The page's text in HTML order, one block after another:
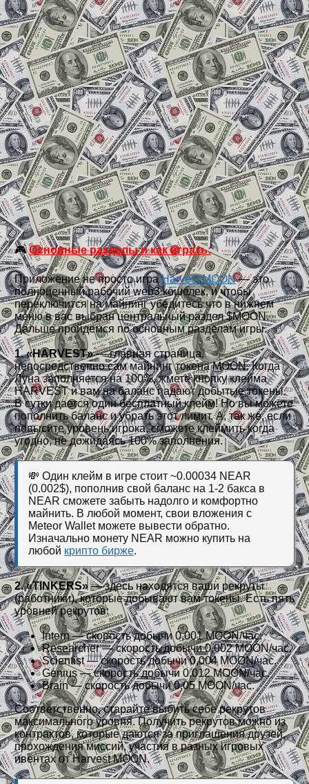
🎮Основные разделы и как играть:
Приложение не просто играHarvest MOON— это
полноценный рабочий web3 кошелек, и чтобы
переключится на майнинг убедитесь что в нижнем
меню в вас выбран центральный раздел $MOON.
Дальше пройдемся по основным разделам игры.
1. «HARVEST»— главная страница,
непосредственно сам майнинг токена MOON. Когда
Луна заполняется на 100%, жмете кнопку клейма
HARVEST и вам на баланс падают добытые токены.
В сутки дается один бесплатный клейм! Но вы можете
пополнить баланс и убрать этот лимит. А, так же, если
повысите уровень игрока, сможете клеймить когда
угодно, не дожидаясь 100% заполнения.
💸 Один клейм в игре стоит ~0.00034 NEAR
(0.002$), пополнив свой баланс на 1-2 бакса в
NEAR сможете забыть надолго и комфортно
майнить. В любой момент, свои вложения с
Meteor Wallet можете вывести обратно.
Изначально монету NEAR можно купить на
любой крипто бирже.
2. «TINKERS»— здесь находятся ваши рекруты
(работники), которые добывают вам токены. Есть пять
уровней рекрутов:
Intern — скорость добычи 0,001 MOON/час.
Researcher — скорость добычи 0,002 MOON/час.
Scientist — скорость добычи 0,004 MOON/час.
Genius — скорость добычи 0,012 MOON/час.
Brain — скорость добычи 0,05 MOON/час.
Соответственно, старайте выбить себе рекрутов
максимального уровня. Получить рекрутов можно из
контрактов, которые даются за приглашения друзей,
прохождения миссий, участия в разных игровых
ивентах от Harvest MOON.